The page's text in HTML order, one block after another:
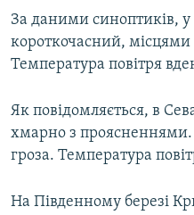
За даними синоптиків, у
короткочасний,
Температура повітря
Як повідомляється, в
хмарно з
гроза. Температура
На Південному березі